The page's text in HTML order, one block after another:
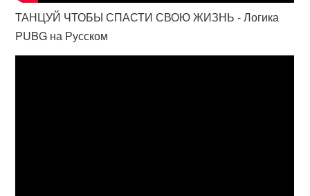
ТАНЦУЙ ЧТОБЫ СПАСТИ СВОЮ ЖИЗНЬ - Логика
PUBG на Русском